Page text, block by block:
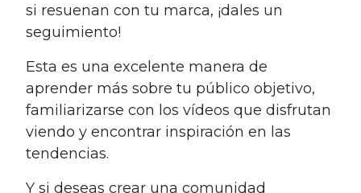
si resuenan con tu marca, ¡dales un
seguimiento!
Esta es una excelente manera de
aprender más sobre tu público objetivo,
familiarizarse con los vídeos que disfrutan
viendo y encontrar inspiración en las
tendencias.
Y si deseas crear una comunidad